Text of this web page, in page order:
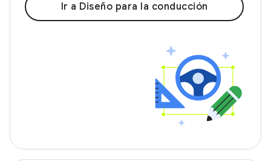
Ir a Diseño para la conducción